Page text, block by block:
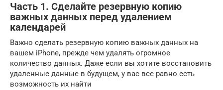
Часть 1. Сделайте резервную копию
важных данных перед удалением
календарей
Важно сделать резервную копию важных данных на
вашем iPhone, прежде чем удалять огромное
количество данных. Даже если вы хотите восстановить
удаленные данные в будущем, у вас все равно есть
возможность их найти